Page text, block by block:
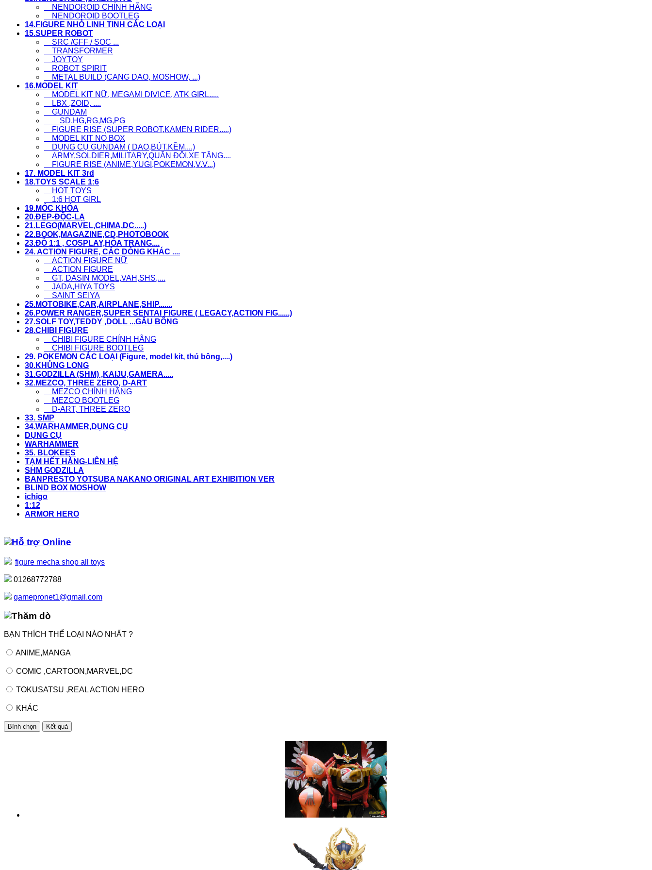
NENDOROID CHÍNH HÃNG
NENDOROID BOOTLEG
14.FIGURE NHỎ LINH TINH CÁC LOẠI
15.SUPER ROBOT
SRC /GFF / SOC ...
TRANSFORMER
JOYTOY
ROBOT SPIRIT
METAL BUILD (CANG DAO, MOSHOW, ...)
16.MODEL KIT
MODEL KIT NỮ, MEGAMI DIVICE, ATK GIRL.....
LBX ,ZOID, ....
GUNDAM
SD,HG,RG,MG,PG
FIGURE RISE (SUPER ROBOT,KAMEN RIDER.....)
MODEL KIT NO BOX
DỤNG CỤ GUNDAM ( DAO,BÚT.KỀM....)
ARMY,SOLDIER,MILITARY,QUÂN ĐỘI,XE TĂNG....
FIGURE RISE (ANIME,YUGI,POKEMON,V.V...)
17. MODEL KIT 3rd
18.TOYS SCALE 1:6
HOT TOYS
1:6 HOT GIRL
19.MÓC KHÓA
20.ĐẸP-ĐỘC-LẠ
21.LEGO(MARVEL,CHIMA,DC.....)
22.BOOK,MAGAZINE,CD,PHOTOBOOK
23.ĐỒ 1:1 , COSPLAY,HÓA TRANG....
24. ACTION FIGURE, CÁC DÒNG KHÁC ....
ACTION FIGURE NỮ
ACTION FIGURE
GT, DASIN MODEL,VAH,SHS,....
JADA,HIYA TOYS
SAINT SEIYA
25.MOTOBIKE,CAR,AIRPLANE,SHIP.......
26.POWER RANGER,SUPER SENTAI FIGURE ( LEGACY,ACTION FIG......)
27.SOLF TOY,TEDDY ,DOLL ...GẤU BÔNG
28.CHIBI FIGURE
CHIBI FIGURE CHÍNH HÃNG
CHIBI FIGURE BOOTLEG
29. POKEMON CÁC LOẠI (Figure, model kit, thú bông,....)
30.KHỦNG LONG
31.GODZILLA (SHM) ,KAIJU,GAMERA.....
32.MEZCO, THREE ZERO, D-ART
MEZCO CHÍNH HÃNG
MEZCO BOOTLEG
D-ART, THREE ZERO
33. SMP
34.WARHAMMER,DỤNG CỤ
DỤNG CỤ
WARHAMMER
35. BLOKEES
TẠM HẾT HÀNG-LIÊN HỆ
SHM GODZILLA
BANPRESTO YOTSUBA NAKANO ORIGINAL ART EXHIBITION VER
BLIND BOX MOSHOW
ichigo
1:12
ARMOR HERO
Hỗ trợ Online
figure mecha shop all toys
01268772788
gamepronet1@gmail.com
Thăm dò
BẠN THÍCH THỂ LOẠI NÀO NHẤT ?
ANIME,MANGA
COMIC ,CARTOON,MARVEL,DC
TOKUSATSU ,REAL ACTION HERO
KHÁC